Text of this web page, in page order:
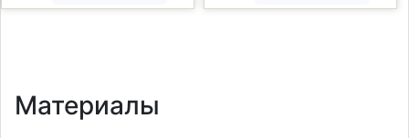
Материалы